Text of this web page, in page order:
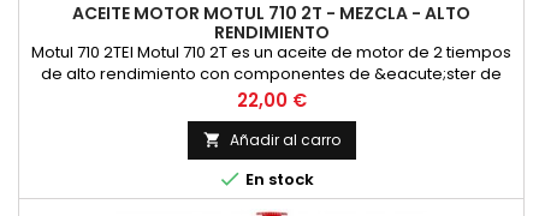
ACEITE MOTOR MOTUL 710 2T - MEZCLA - ALTO
RENDIMIENTO
Motul 710 2TEl Motul 710 2T es un aceite de motor de 2 tiempos
de alto rendimiento con componentes de &eacute;ster de
alta calidad para las m&aacute;s altas exigencias en las
carreras y en la carretera en todos los motores de 2 tiempos
con inyecci&oacute;n o carburador. Adecuado para la
lubricaci&oacute;n mixta y separada. Compatible con los
modernos...
Precio
22,00 €
 Añadir al carro
 En stock